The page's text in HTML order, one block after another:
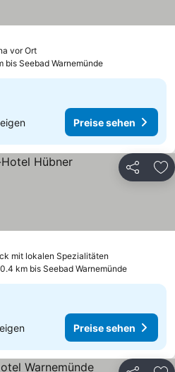
vor Ort
bis Seebad Warnemünde
Preise sehen
Teilen
mit lokalen Spezialitäten
0.4 km bis Seebad Warnemünde
Preise sehen